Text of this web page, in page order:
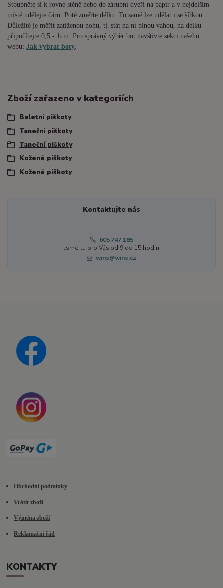
Stoupněte si k rovné stěně nebo do zárubní dveří na papír a v nejdelším
místě udělejte čáru. Poté změřte délku. To samé lze udělat i se šířkou.
Důležité je měřit zatíženou nohu, tj. stát na ní plnou vahou, na délku
připočítejte 0,5 - 1cm . Pro správný výběr bot navštivte sekci našeho
webu: Jak vybrat boty
Zboží zařazeno v kategoriích
Baletní piškoty
Taneční piškoty
Taneční piškoty
Kožené piškoty
Kožené piškoty
Kontaktujte nás
605 747 185
Jsme tu pro Vás od 9 do 15 hodin
wins@wins.cz
Obchodní podmínky
Vrátit zboží
Výměna zboží
Reklamační řád
KONTAKTY